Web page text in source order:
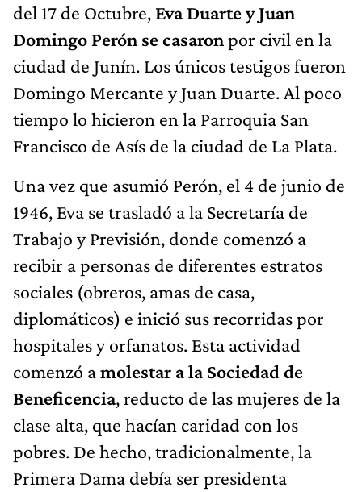
del 17 de Octubre, Eva Duarte y Juan
Domingo Perón se casaronpor civil en la
ciudad de Junín. Los únicos testigos fueron
Domingo Mercante y Juan Duarte. Al poco
tiempo lo hicieron en la Parroquia San
Francisco de Asís de la ciudad de La Plata.
Una vez que asumió Perón, el 4 de junio de
1946, Eva se trasladó a la Secretaría de
Trabajo y Previsión, donde comenzó a
recibir a personas de diferentes estratos
sociales (obreros, amas de casa,
diplomáticos) e inició sus recorridas por
hospitales y orfanatos. Esta actividad
comenzó amolestar a la Sociedad de
Beneficencia, reducto de las mujeres de la
clase alta, que hacían caridad con los
pobres. De hecho, tradicionalmente, la
Primera Dama debía ser presidenta